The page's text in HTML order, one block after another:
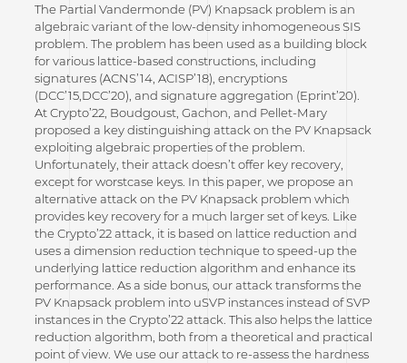
The Partial Vandermonde (PV) Knapsack problem is an
algebraic variant of the low-density inhomogeneous SIS
problem. The problem has been used as a building block
for various lattice-based constructions, including
signatures (ACNS’14, ACISP’18), encryptions
(DCC’15,DCC’20), and signature aggregation (Eprint’20).
At Crypto’22, Boudgoust, Gachon, and Pellet-Mary
proposed a key distinguishing attack on the PV Knapsack
exploiting algebraic properties of the problem.
Unfortunately, their attack doesn’t offer key recovery,
except for worstcase keys. In this paper, we propose an
alternative attack on the PV Knapsack problem which
provides key recovery for a much larger set of keys. Like
the Crypto’22 attack, it is based on lattice reduction and
uses a dimension reduction technique to speed-up the
underlying lattice reduction algorithm and enhance its
performance. As a side bonus, our attack transforms the
PV Knapsack problem into uSVP instances instead of SVP
instances in the Crypto’22 attack. This also helps the lattice
reduction algorithm, both from a theoretical and practical
point of view. We use our attack to re-assess the hardness